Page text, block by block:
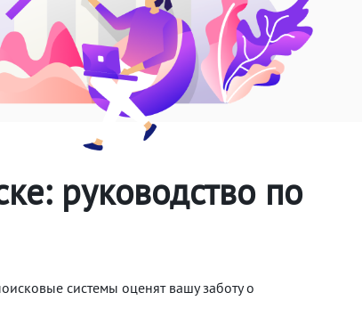
руководство по
системы оценят вашу заботу о